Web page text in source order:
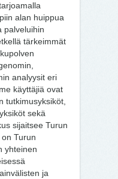
alan huippua
palveluihin
tärkeimmät
analyysit eri
käyttäjiä ovat
tutkimusyksiköt,
sekä
sijaitsee Turun
Turun
yhteinen
ja